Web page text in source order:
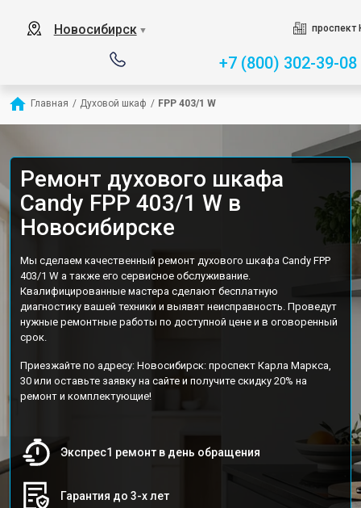
Новосибирск ▼ проспект
+7 (800) 302-39-08
Главная / Духовой шкаф / FPP 403/1 W
Ремонт духового шкафа
Candy FPP 403/1 W в
Новосибирске
Мы сделаем качественный ремонт духового шкафа Candy FPP
403/1 W а также его сервисное обслуживание.
Квалифицированные мастера сделают бесплатную
диагностику вашей техники и выявят неисправность. Проведут
нужные ремонтные работы по доступной цене и в оговоренный
срок.
Приезжайте по адресу: Новосибирск: проспект Карла Маркса,
30 или оставьте заявку на сайте и получите скидку 20% на
ремонт и комплектующие!
Экспрес1 ремонт в день обращения
Гарантия до 3-х лет